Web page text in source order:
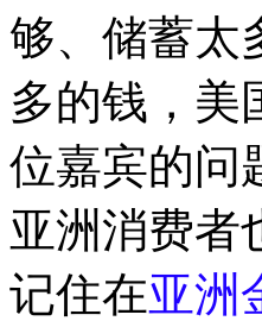
够、储蓄太
多的钱，美
位嘉宾的问
亚洲消费者
记住在亚洲